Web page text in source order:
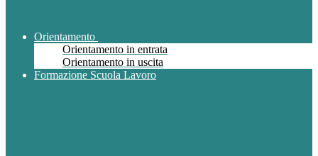
Orientamento
Orientamento in entrata
Orientamento in uscita
Formazione Scuola Lavoro